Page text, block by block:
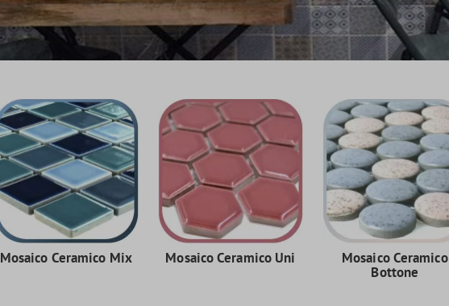
Mosaico Ceramico Mix Mosaico Ceramico Uni
Mosaico Ceramico
Bottone